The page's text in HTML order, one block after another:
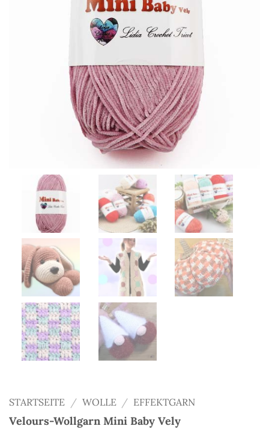
STARTSEITE / WOLLE / EFFEKTGARN
Velours-Wollgarn Mini Baby Vely